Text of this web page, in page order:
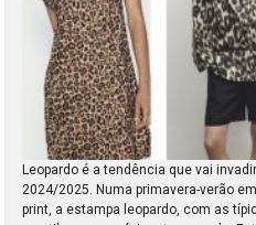
Leopardo é a tendência que vai
2024/2025. Numa primavera-verão
print, a estampa leopardo, com as